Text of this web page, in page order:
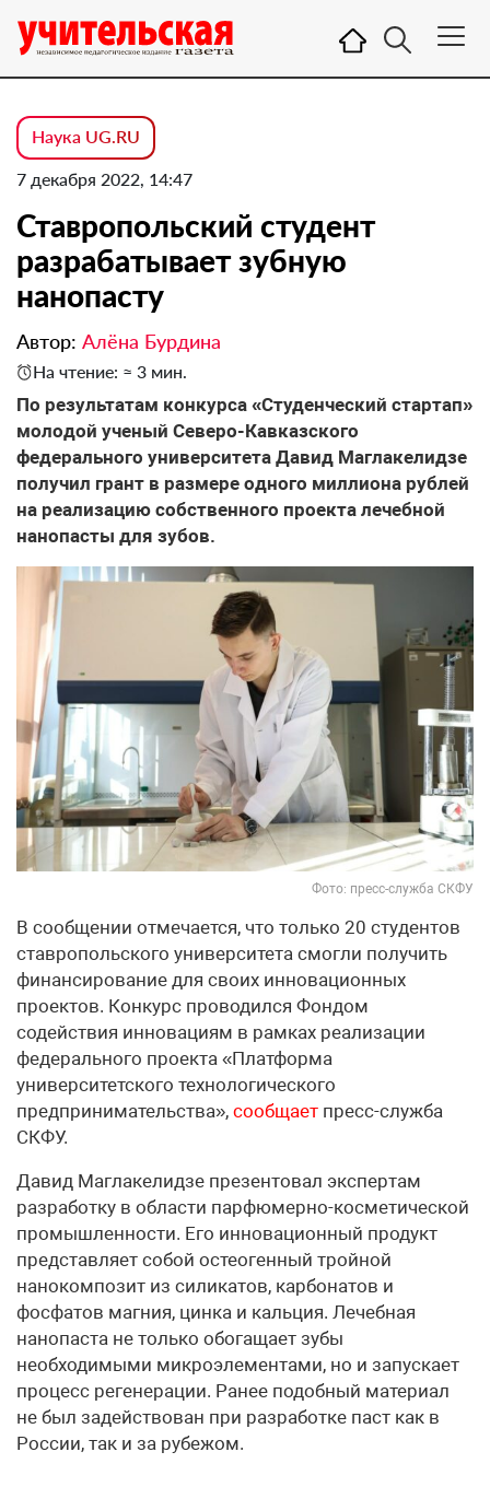
Наука UG.RU
7 декабря 2022, 14:47
Ставропольский студент
разрабатывает зубную
нанопасту
Автор: Алёна Бурдина
На чтение: ≈ 3 мин.
По результатам конкурса «Студенческий стартап»
молодой ученый Северо-Кавказского
федерального университета Давид Маглакелидзе
получил грант в размере одного миллиона рублей
на реализацию собственного проекта лечебной
нанопасты для зубов.
Фото: пресс-служба СКФУ
В сообщении отмечается, что только 20 студентов
ставропольского университета смогли получить
финансирование для своих инновационных
проектов. Конкурс проводился Фондом
содействия инновациям в рамках реализации
федерального проекта «Платформа
университетского технологического
предпринимательства», сообщает пресс-служба
СКФУ.
Давид Маглакелидзе презентовал экспертам
разработку в области парфюмерно-косметической
промышленности. Его инновационный продукт
представляет собой остеогенный тройной
нанокомпозит из силикатов, карбонатов и
фосфатов магния, цинка и кальция. Лечебная
нанопаста не только обогащает зубы
необходимыми микроэлементами, но и запускает
процесс регенерации. Ранее подобный материал
не был задействован при разработке паст как в
России, так и за рубежом.